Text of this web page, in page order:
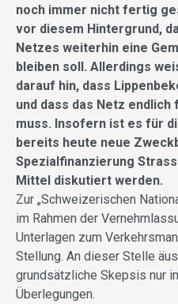
noch immer nicht fertig
vor diesem Hintergrund,
Netzes weiterhin eine
bleiben soll. Allerdings
darauf hin, dass
und dass das Netz
muss. Insofern ist es für
bereits heute neue
Spezialfinanzierung
Mittel diskutiert werden.
Zur „Schweizerischen
im Rahmen der
Unterlagen zum
Stellung. An dieser Stelle
grundsätzliche Skepsis nur
Überlegungen.